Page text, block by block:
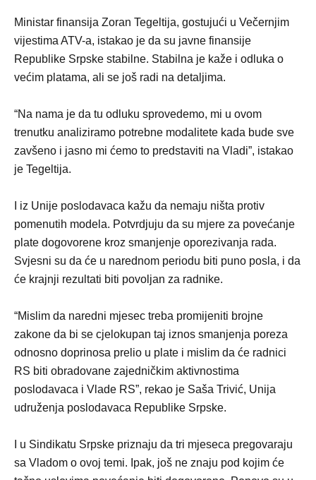
Ministar finansija Zoran Tegeltija, gostujući u Večernjim
vijestima ATV-a, istakao je da su javne finansije
Republike Srpske stabilne. Stabilna je kaže i odluka o
većim platama, ali se još radi na detaljima.
“Na nama je da tu odluku sprovedemo, mi u ovom
trenutku analiziramo potrebne modalitete kada bude sve
zavšeno i jasno mi ćemo to predstaviti na Vladi”, istakao
je Tegeltija.
I iz Unije poslodavaca kažu da nemaju ništa protiv
pomenutih modela. Potvrdjuju da su mjere za povećanje
plate dogovorene kroz smanjenje oporezivanja rada.
Svjesni su da će u narednom periodu biti puno posla, i da
će krajnji rezultati biti povoljan za radnike.
“Mislim da naredni mjesec treba promijeniti brojne
zakone da bi se cjelokupan taj iznos smanjenja poreza
odnosno doprinosa prelio u plate i mislim da će radnici
RS biti obradovane zajedničkim aktivnostima
poslodavaca i Vlade RS”, rekao je Saša Trivić, Unija
udruženja poslodavaca Republike Srpske.
I u Sindikatu Srpske priznaju da tri mjeseca pregovaraju
sa Vladom o ovoj temi. Ipak, još ne znaju pod kojim će